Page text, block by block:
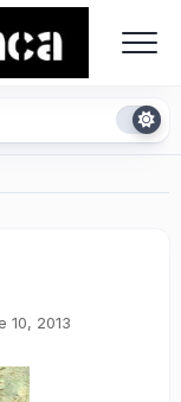
10, 2013